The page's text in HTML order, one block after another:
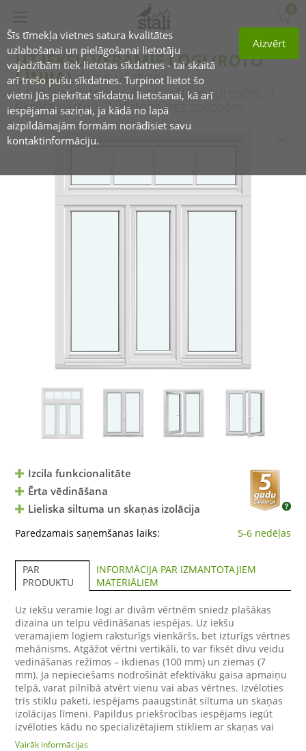
Šīs tīmekļa vietnes satura kvalitātes
uzlabošanai un pielāgošanai lietotāju
vajadzībām tiek lietotas sīkdatnes - tai skaitā
arī trešo pušu sīkdatnes. Turpinot lietot šo
vietni Jūs piekrītat sīkdatņu lietošanai, kā arī
iespējamai saziņai, ja kādā no lapā
aizpildāmajām formām norādīsiet savu
kontaktinformāciju.
Aizvērt
0
UZ IEKŠU VERAMIE LOGI (ROTO
LĪNIJA)divas vērtnes
1 fiksēta vērtne ar 3 vertikālām šprosēm, 1
fiksēta vērtne, 2 vērtnes bez šprosēm
Izcila funkcionalitāte
Ērta vēdināšana
Lieliska siltuma un skaņas izolācija
Paredzamais saņemšanas laiks: 5-6 nedēļas
PAR
PRODUKTU
INFORMĀCIJA PAR IZMANTOTAJIEM
MATERIĀLIEM
Uz iekšu veramie logi ar divām vērtnēm sniedz plašākas
dizaina un telpu vēdināšanas iespējas. Uz iekšu
veramajiem logiem raksturīgs vienkāršs, bet izturīgs vērtnes
mehānisms. Atgāžot vērtni vertikāli, to var fiksēt divu veidu
vedināšanas režīmos – ikdienas (100 mm) un ziemas (7
mm). Ja nepieciešams nodrošināt efektīvāku gaisa apmaiņu
telpā, varat pilnībā atvērt vienu vai abas vērtnes. Izvēloties
trīs stiklu paketi, iespējams paaugstināt siltuma un skaņas
izolācijas līmeni. Papildus priekšrocības iespējams iegūt
izvēloties kādu no specializētajiem stikliem ar skaņas vai
saules staru aizsardzību.
Vairāk informācijas